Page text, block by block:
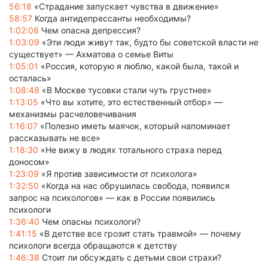
56:18 «Страдание запускает чувства в движение»
58:57 Когда антидепрессанты необходимы?
1:02:08 Чем опасна депрессия?
1:03:09 «Эти люди живут так, будто бы советской власти не
существует» — Ахматова о семье Виты
1:05:01 «Россия, которую я люблю, какой была, такой и
осталась»
1:08:48 «В Москве тусовки стали чуть грустнее»
1:13:05 «Что вы хотите, это естественный отбор» —
механизмы расчеловечивания
1:16:07 «Полезно иметь маячок, который напоминает
рассказывать не все»
1:18:30 «Не вижу в людях тотального страха перед
доносом»
1:23:09 «Я против зависимости от психолога»
1:32:50 «Когда на нас обрушилась свобода, появился
запрос на психологов» — как в России появились
психологи
1:36:40 Чем опасны психологи?
1:41:15 «В детстве все грозит стать травмой» — почему
психологи всегда обращаются к детству
1:46:38 Стоит ли обсуждать с детьми свои страхи?